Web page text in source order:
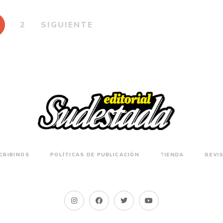
2 SIGUIENTE
POLÍTICAS DE PUBLICACIÓN TIENDA